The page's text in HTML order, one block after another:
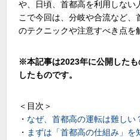
や、日頃、首都高を利用しない
こで今回は、分岐や合流など
のテクニックや注意すべき点を
※本記事は2023年に公開した
したものです。
＜目次＞
・ なぜ、首都高の運転は難しい
・ まずは「首都高の仕組み」を